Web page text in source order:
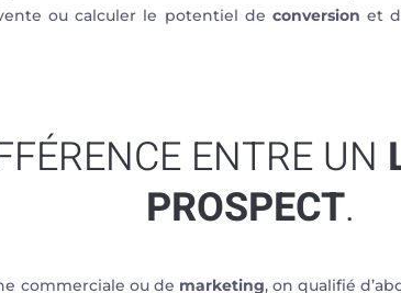
ou calculer le potentiel de conversion et
ENTRE UN
PROSPECT.
commerciale ou de marketing, on qualifié